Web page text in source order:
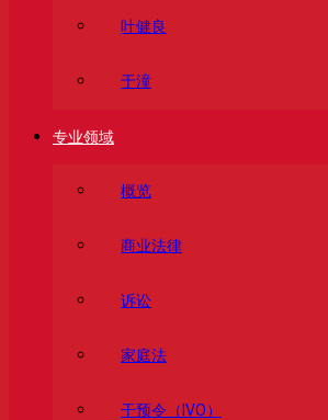
叶健良
于潼
专业领域
概览
商业法律
诉讼
家庭法
⼲预令（IVO）